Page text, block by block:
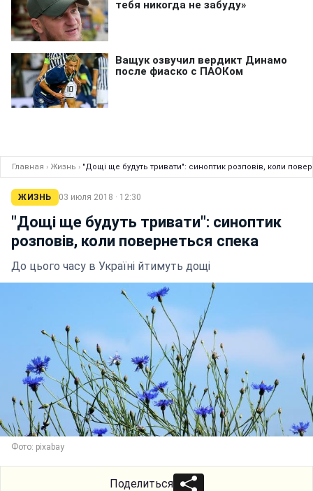
Главная › Жизнь › "Дощі ще будуть тривати": синоптик розповів, коли
ЖИЗНЬ 03 июля 2018 · 12:30
"Дощі ще будуть тривати": синоптик
розповів, коли повернеться спека
До цього часу в Україні йтимуть дощі
Фото: pixabay
Поделиться